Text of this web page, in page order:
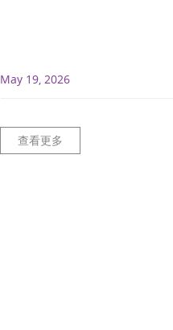
May 19, 2026
查看更多